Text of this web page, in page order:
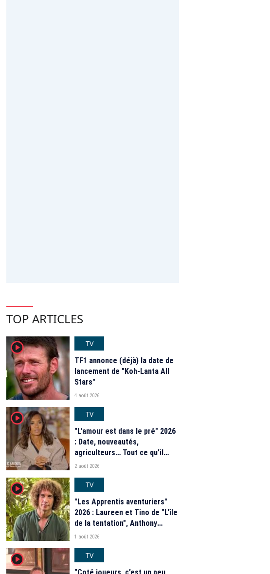
TOP ARTICLES
player2
TV
TF1 annonce (déjà) la date de
lancement de "Koh-Lanta All
Stars"
4 août 2026
player2
TV
"L'amour est dans le pré" 2026
: Date, nouveautés,
agriculteurs… Tout ce qu'il
faut savoir sur la saison 21 du
2 août 2026
player2
TV
"Les Apprentis aventuriers"
2026 : Laureen et Tino de "L'île
de la tentation", Anthony
Matéo, Jade Leboeuf... Le
de la télé-réalité de W9
1 août 2026
player2
TV